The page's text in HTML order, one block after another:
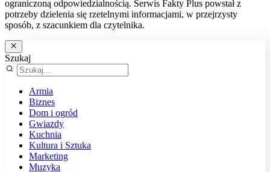
ograniczoną odpowiedzialnością. Serwis Fakty Plus powstał z
potrzeby dzielenia się rzetelnymi informacjami, w przejrzysty
sposób, z szacunkiem dla czytelnika.
Szukaj
Armia
Biznes
Dom i ogród
Gwiazdy
Kuchnia
Kultura i Sztuka
Marketing
Muzyka